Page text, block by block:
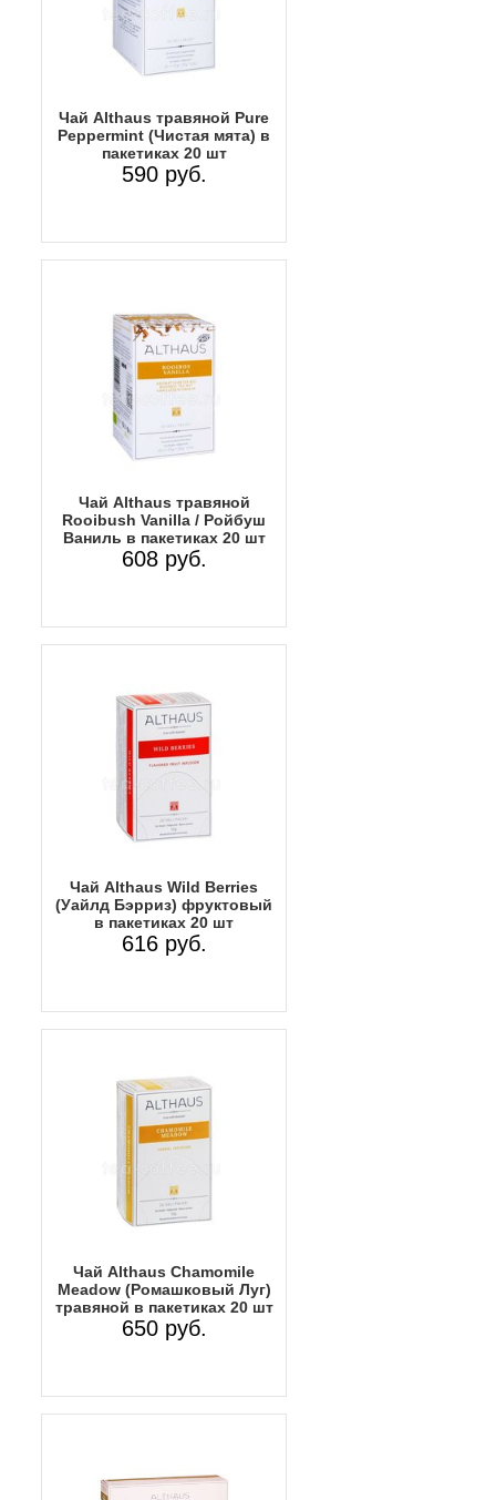
Чай Althaus травяной Pure
Peppermint (Чистая мята) в
пакетиках 20 шт
590 руб.
Чай Althaus травяной
Rooibush Vanilla / Ройбуш
Ваниль в пакетиках 20 шт
608 руб.
Чай Althaus Wild Berries
(Уайлд Бэрриз) фруктовый
в пакетиках 20 шт
616 руб.
Чай Althaus Chamomile
Meadow (Ромашковый Луг)
травяной в пакетиках 20 шт
650 руб.